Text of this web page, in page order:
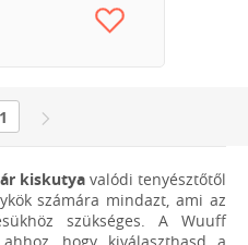
1
kiskutyavalódi tenyésztőtől
számára mindazt, ami az
szükséges. A Wuuff